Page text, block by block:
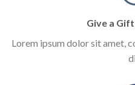
Give a
Lorem ipsum dolor sit amet,